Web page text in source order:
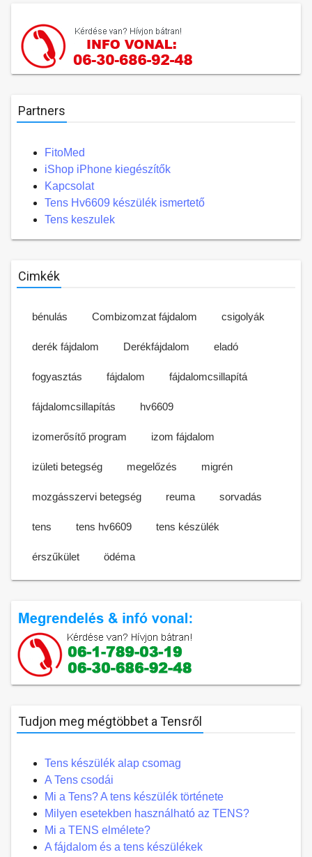
Partners
FitoMed
iShop iPhone kiegészítők
Kapcsolat
Tens Hv6609 készülék ismertető
Tens keszulek
Cimkék
bénulás Combizomzat fájdalom csigolyák
derék fájdalom Derékfájdalom eladó
fogyasztás fájdalom fájdalomcsillapítá
fájdalomcsillapítás hv6609
izomerősítő program izom fájdalom
izületi betegség megelőzés migrén
mozgásszervi betegség reuma sorvadás
tens tens hv6609 tens készülék
érszűkület ödéma
Tudjon meg mégtöbbet a Tensről
Tens készülék alap csomag
A Tens csodái
Mi a Tens? A tens készülék története
Milyen esetekben használható az TENS?
Mi a TENS elmélete?
A fájdalom és a tens készülékek